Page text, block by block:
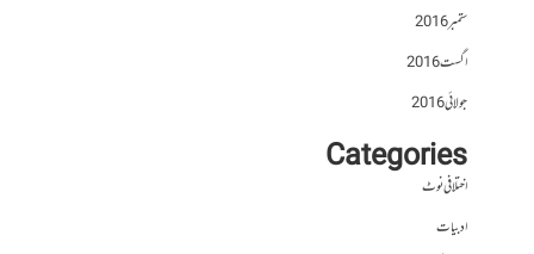
ستمبر 2016
اگست 2016
جولائی 2016
Categories
اختلافی نوٹ
ادبیات